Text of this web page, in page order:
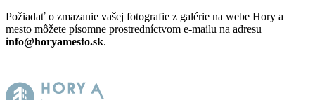
Požiadať o zmazanie vašej fotografie z galérie na webe Hory a
mesto môžete písomne prostredníctvom e-mailu na adresu
info@horyamesto.sk.